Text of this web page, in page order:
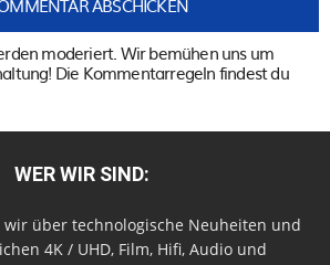
moderiert. Wir bemühen uns um
Die Kommentarregeln findest du
WER WIR SIND:
wir über technologische Neuheiten und
4K / UHD, Film, Hifi, Audio und